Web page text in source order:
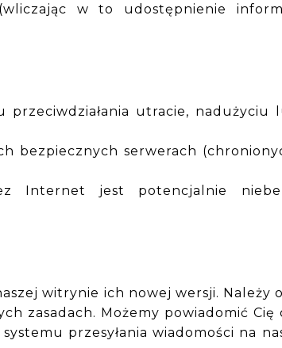
w to udostępnienie
utracie, nadużyciu
bezpiecznych serwerach
Internet jest potencjalnie
witrynie ich nowej wersji. Należy
zasadach. Możemy powiadomić Cię
przesyłania wiadomości na